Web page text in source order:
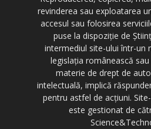
revinderea sau exploatarea
accesul sau folosirea
puse la dispoziție de
intermediul site-ului într-un
legislația românească
materie de drept de
intelectuală, implică
pentru astfel de acțiuni.
este gestionat de